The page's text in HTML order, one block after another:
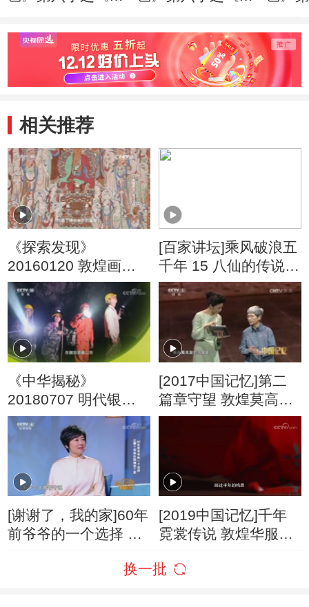
木雕的制作环节
塑模的过程
如何
后的
相关推荐
《探索发现》
20160120 敦煌画派
（二）美术诗经
[百家讲坛]乘风破浪五
千年 15 八仙的传说
八仙过海的意义
《中华揭秘》
20180707 明代银矿
遗址寻踪
[2017中国记忆]第二
篇章守望 敦煌莫高窟
科技天使
[谢谢了，我的家]60年
前爷爷的一个选择 让
[2019中国记忆]千年
霓裳传说 敦煌华服走
换一批